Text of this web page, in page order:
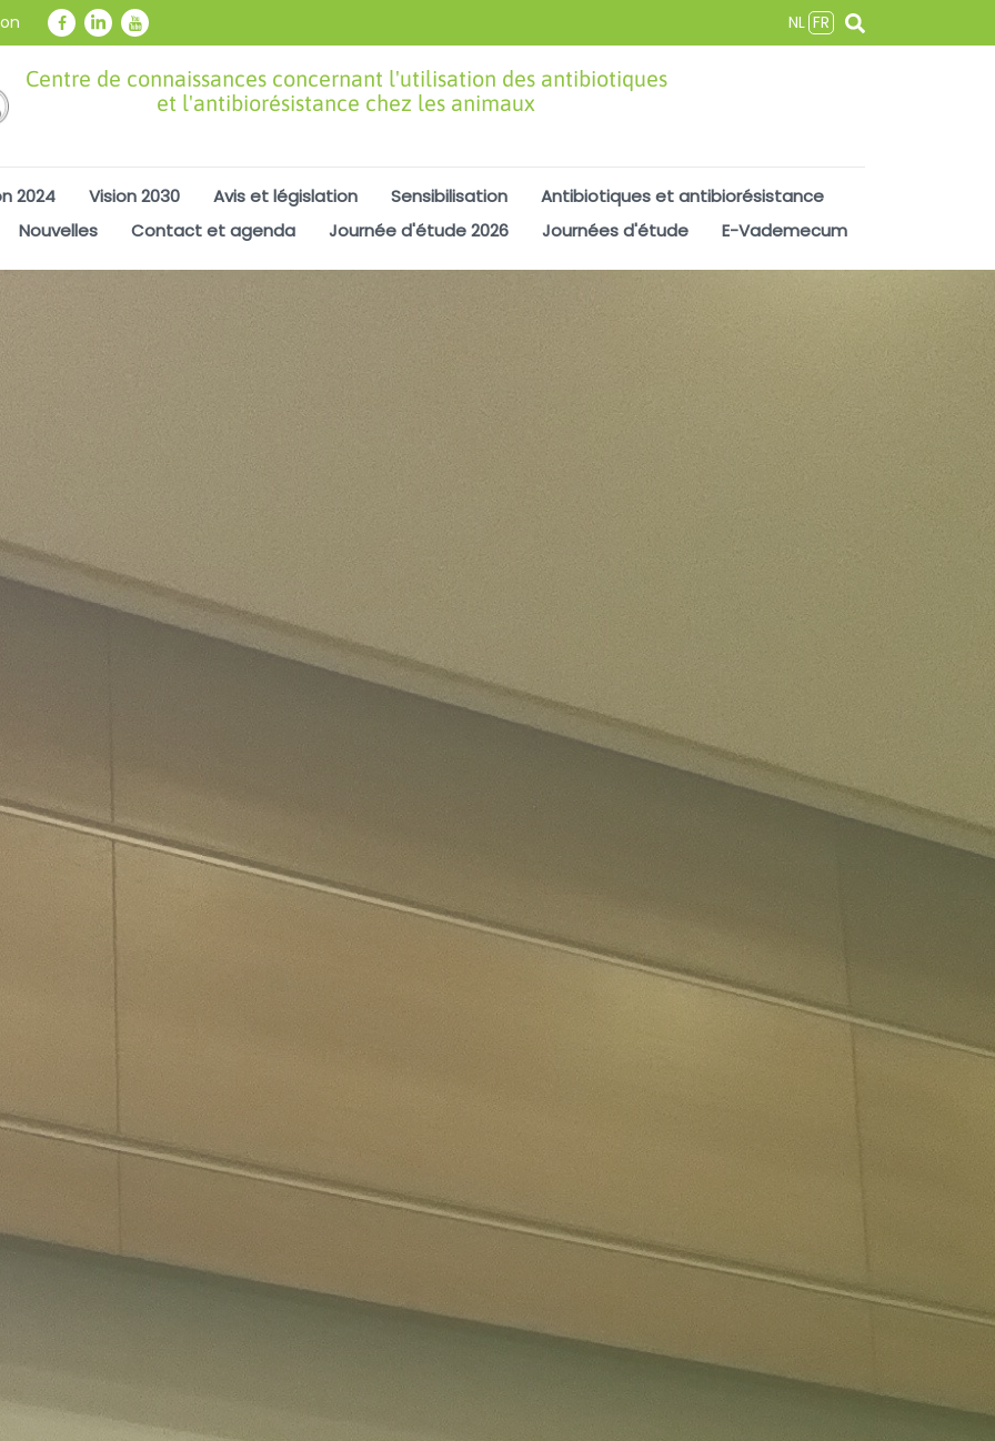
NL FR
Centre de connaissances concernant l'utilisation des antibiotiques
et l'antibiorésistance chez les animaux
2024 Vision 2030 Avis et législation Sensibilisation
Antibiotiques et antibiorésistance
Nouvelles
Contact et agenda Journée d'étude 2026 Journées d'étude E-Vademecum